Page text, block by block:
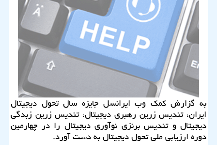
به گزارش كمك وب ایرانسل جایزه سال تحول دیجیتال
ایران، تندیس زرین رهبری دیجیتال، تندیس زرین زبدگی
دیجیتال و تندیس برنزی نوآوری دیجیتال را در چهارمین
دوره ارزیابی ملی تحول دیجیتال به دست آورد.